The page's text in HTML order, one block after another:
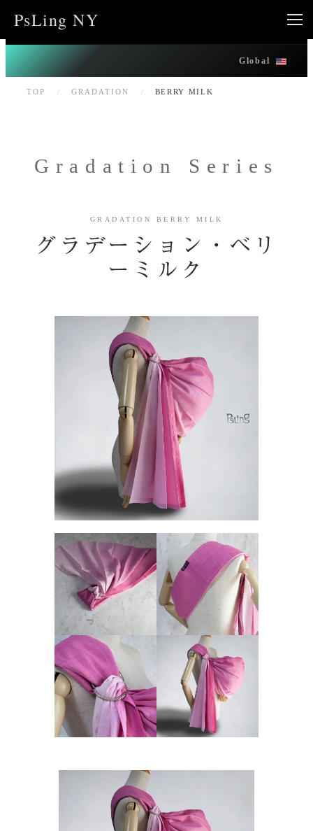
内
を
PsLing NY
Global
TOP / GRADATION / BERRY MILK
Gradation Series
GRADATION BERRY MILK
グラデーション・ベリ
ーミルク